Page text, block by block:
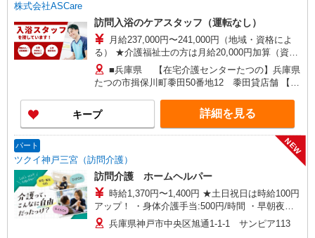
株式会社ASCare
訪問入浴のケアスタッフ（運転なし）
月給237,000円〜241,000円（地域・資格によ
る） ★介護福祉士の方は月給20,000円加算（資格
手当） 別途交通費支給（30,000円上限／月） 別途
残業手当（月平均残業時間15時間）残業代全額支
給
■兵庫県 【在宅介護センターたつの】兵庫県
たつの市揖保川町黍田50番地12 黍田貸店舗 【在
ノ緒町二丁目8番地18 KOEI IDA Bldg 101号室
【在宅介護センターはりま】兵庫県加古川市加古
川町北在家2648番地 ロイヤルコーポ加古川103
富田林市甲田一丁目3番地6 アプローズ富田林
102号室 【在宅介護センター豊中】大阪府豊中市
庄内西町二丁目15番地8 グランツ豊中 1階2号
室 【在宅介護センター八尾】大阪府八尾市若林町
三丁目144番地2
キープ 詳細を見る
パート
ツクイ神戸三宮（訪問介護）
NEW
訪問介護 ホームヘルパー
時給1,370円〜1,400円 ★土日祝日は時給100円
アップ！ ・身体介護手当:500円/時間 ・早朝夜間
深夜手当:300円/時間 （18:00〜翌07:59の時間
帯） ・ICT手当:2,000円/月 ・深夜割増は別途支給
兵庫県神戸市中央区旭通1-1-1 サンピア113